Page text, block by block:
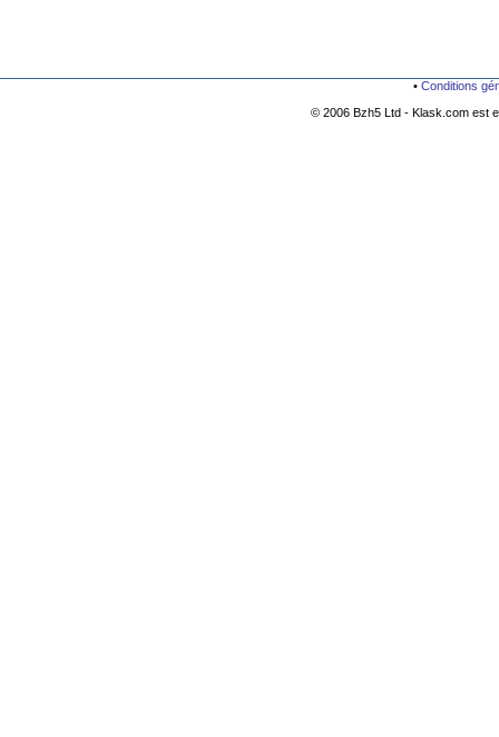
• Conditions
© 2006 Bzh5 Ltd - Klask.com est